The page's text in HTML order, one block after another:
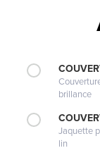
brillance
Jaquette
lin